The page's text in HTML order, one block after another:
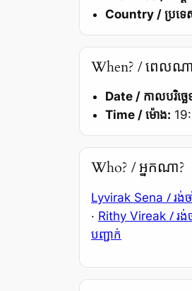
Country / ប្រទ
When? / ពេលណ
Date / កាលបរិច្ឆេ
Time / ម៉ោង:
Who? / អ្នកណា?
Lyvirak Sena / រង់
· Rithy Vireak / រង់
បញ្ជាក់